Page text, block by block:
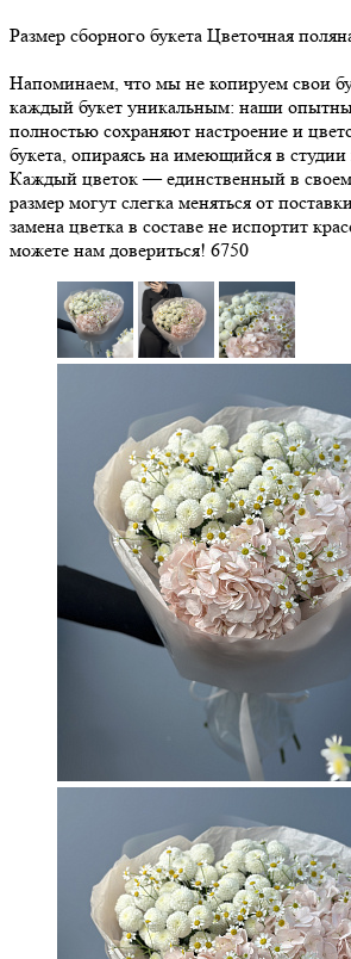
Размер сборного букета Цветочная
Напоминаем, что мы не копируем свои
каждый букет уникальным: наши
полностью сохраняют настроение и
букета, опираясь на имеющийся в
Каждый цветок — единственный в своем
размер могут слегка меняться от
замена цветка в составе не испортит
можете нам довериться! 6750